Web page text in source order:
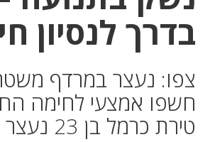
בדרך לנסיון
צפו: נעצר במרדף
חשפו אמצעי לחימה
טירת כרמל בן 23 נעצר ונכלא.